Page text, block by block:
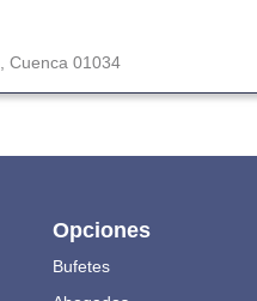
Cuenca 01034
Opciones
Bufetes